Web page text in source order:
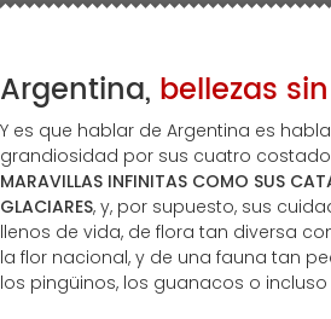
Argentina, bellezas
Y es que hablar de Argentina es
grandiosidad por sus cuatro
MARAVILLAS INFINITAS COMO SUS
GLACIARES, y, por supuesto, sus
llenos de vida, de flora tan diversa
la flor nacional, y de una fauna tan
los pingüinos, los guanacos o